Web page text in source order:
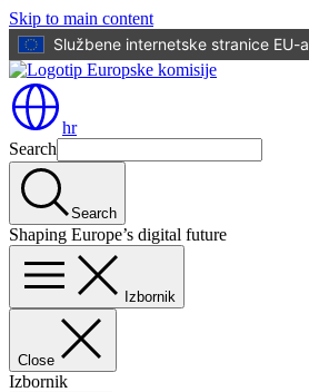
Skip to main content
Službene internetske stranice EU-a
hr
Search
Search
Shaping Europe’s digital future
Izbornik
Close
Izbornik